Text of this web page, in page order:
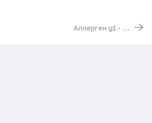
Аллерген g1 - колосок душистый, IgE (ImmunoCAP)